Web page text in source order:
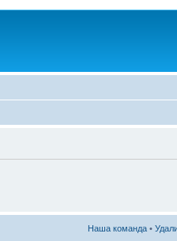
Наша команда •